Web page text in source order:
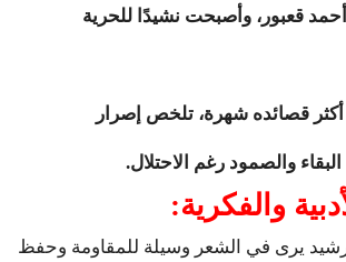
قعبور، وأصبحت نشيدًا للحرية
قصائده شهرة، تلخص إصرار
والصمود رغم الاحتلال.
يرى في الشعر وسيلة للمقاومة وحفظ